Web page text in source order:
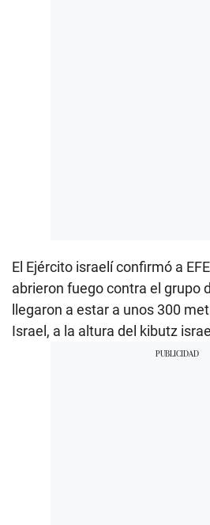
El Ejército israelí confirmó a
abrieron fuego contra el grupo
llegaron a estar a unos 300
Israel, a la altura del kibutz